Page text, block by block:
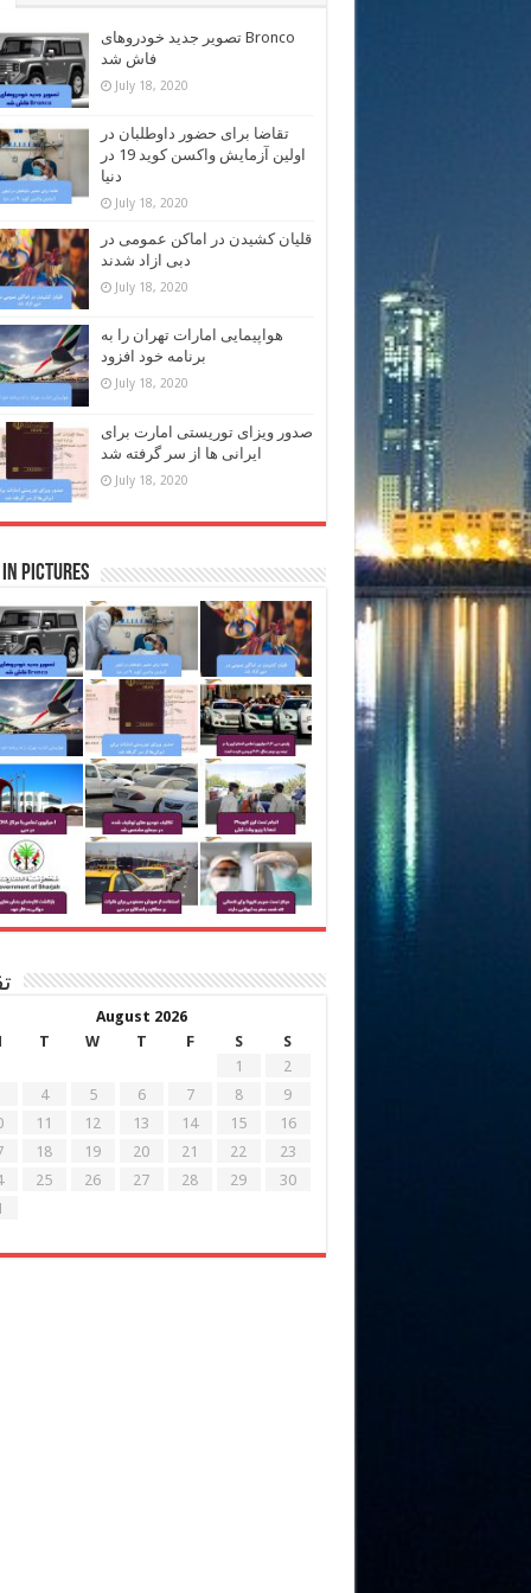
تصویر جدید خودروهای Bronco
فاش شد
July 18, 2020
تقاضا برای حضور داوطلبان در
اولین آزمایش واکسن کوید 19 در
دنیا
July 18, 2020
قلیان کشیدن در اماکن عمومی در
دبی ازاد شدند
July 18, 2020
هواپیمایی امارات تهران را به
برنامه خود افزود
July 18, 2020
صدور ویزای توریستی امارت برای
ایرانی ها از سر گرفته شد
July 18, 2020
in Pictures
August 2026
T W T F S
S
1
2
4 5 6 7 8
9
11 12 13 14 15
16
18 19 20 21 22
23
25 26 27 28 29
30